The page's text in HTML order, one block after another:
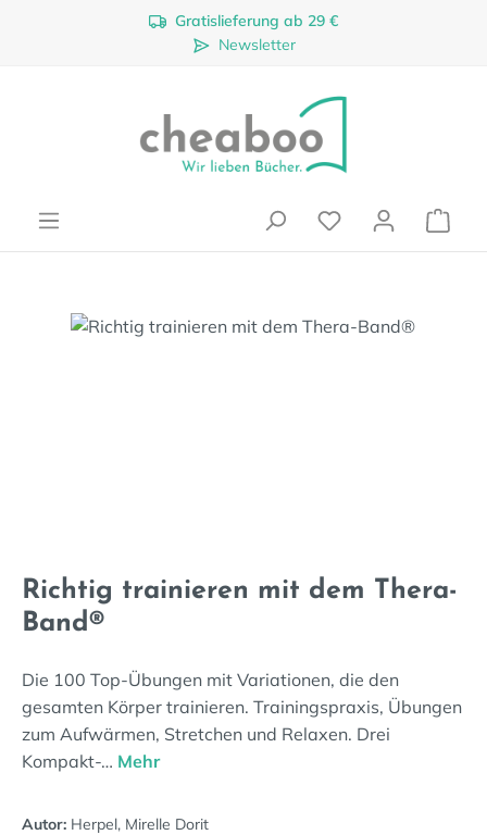
Zum Hauptinhalt springenGratislieferung ab 29 €
Newsletter
Bildergalerie überspringen
Richtig trainieren mit dem Thera-
Band®
Die 100 Top-Übungen mit Variationen, die den
gesamten Körper trainieren. Trainingspraxis, Übungen
zum Aufwärmen, Stretchen und Relaxen. Drei
Kompakt-… Mehr
Autor: Herpel, Mirelle Dorit